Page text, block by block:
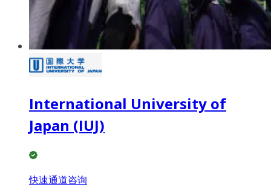
International University of
Japan (IUJ)
快速通道咨询